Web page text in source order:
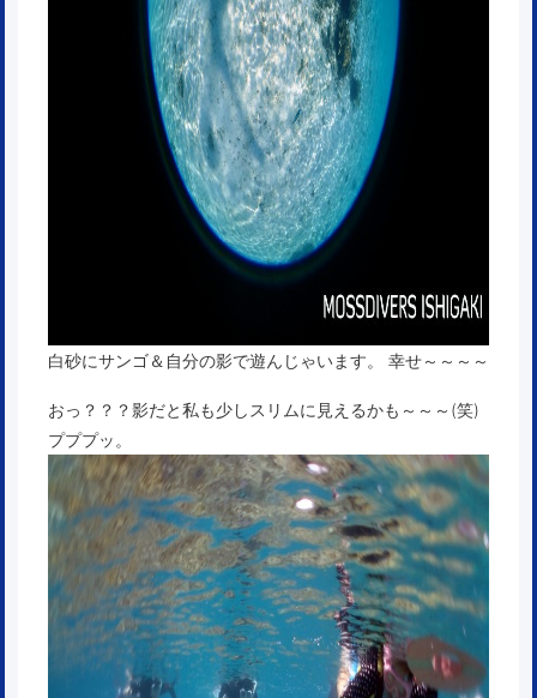
白砂にサンゴ＆自分の影で遊んじゃいます。 幸せ～～～～
おっ？？？影だと私も少しスリムに見えるかも～～～(笑)
プププッ。